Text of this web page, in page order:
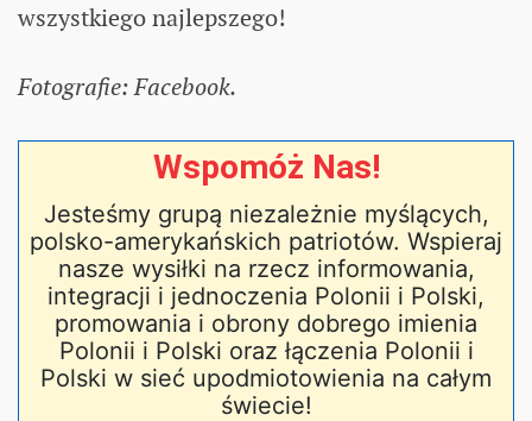
wszystkiego najlepszego!
Fotografie: Facebook.
Wspomóż Nas!
Jesteśmy grupą niezależnie myślących,
polsko-amerykańskich patriotów. Wspieraj
nasze wysiłki na rzecz informowania,
integracji i jednoczenia Polonii i Polski,
promowania i obrony dobrego imienia
Polonii i Polski oraz łączenia Polonii i
Polski w sieć upodmiotowienia na całym
świecie!